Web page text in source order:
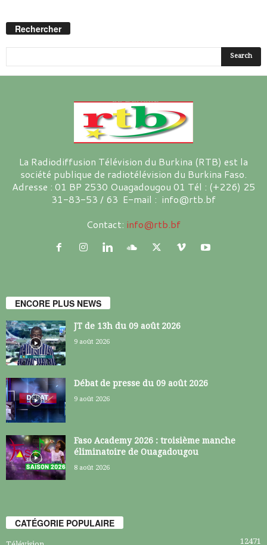
Rechercher
La Radiodiffusion Télévision du Burkina (RTB) est la
société publique de radiotélévision du Burkina Faso.
Adresse : 01 BP 2530 Ouagadougou 01 Tél : (+226) 25
31-83-53 / 63 E-mail : info@rtb.bf
Contact: info@rtb.bf
ENCORE PLUS NEWS
JT de 13h du 09 août 2026
9 août 2026
Débat de presse du 09 août 2026
9 août 2026
Faso Academy 2026 : troisième manche
éliminatoire de Ouagadougou
8 août 2026
CATÉGORIE POPULAIRE
12471